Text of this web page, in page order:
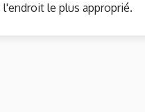
le plus approprié.